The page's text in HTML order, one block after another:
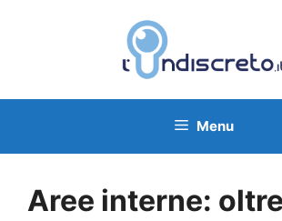
Menu
Aree interne: